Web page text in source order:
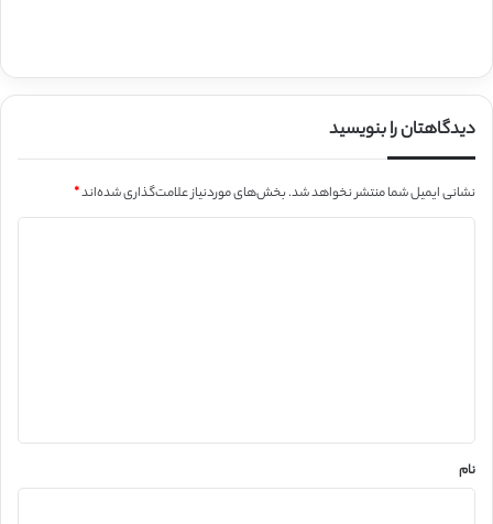
دیدگاهتان را بنویسید
نشانی ایمیل شما منتشر نخواهد شد.بخش‌های موردنیاز علامت‌گذاری شده‌اند*
نام